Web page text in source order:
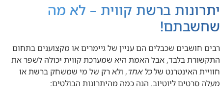
יתרונות ברשת קווית – לא מה
שחשבתם!
רבים חושבים שכבלים הם עניין של גיימרים או מקצוענים בתחום
התקשורת בלבד, אבל האמת היא שמערכת קווית יכולה לשפר את
חוויית האינטרנט שלכל אחד, ולא רק של מי שמשחק ברשת או
מעלה סרטים ליוטיוב. הנה כמה מהיתרונות הבולטים: